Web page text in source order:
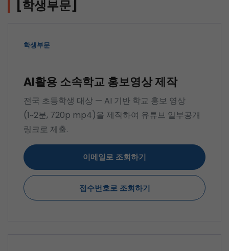
[학생부문]
학생부문
AI활용 소속학교 홍보영상 제작
전국 초등학생 대상 — AI 기반 학교 홍보 영상
(1~2분, 720p mp4)을 제작하여 유튜브 일부공개
링크로 제출.
이메일로 조회하기
접수번호로 조회하기